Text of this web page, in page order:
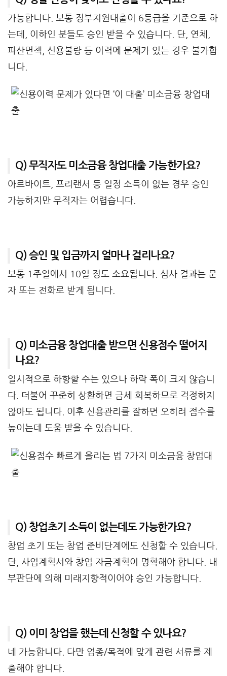
가능합니다. 보통 정부지원대출이 6등급을 기준으로 하
는데, 이하인 분들도 승인 받을 수 있습니다. 단, 연체,
파산면책, 신용불량 등 이력에 문제가 있는 경우 불가합
니다.
Q) 무직자도 미소금융 창업대출 가능한가요?
아르바이트, 프리랜서 등 일정 소득이 없는 경우 승인
가능하지만 무직자는 어렵습니다.
Q) 승인 및 입금까지 얼마나 걸리나요?
보통 1주일에서 10일 정도 소요됩니다. 심사 결과는 문
자 또는 전화로 받게 됩니다.
Q) 미소금융 창업대출 받으면 신용점수 떨어지
나요?
일시적으로 하향할 수는 있으나 하락 폭이 크지 않습니
다. 더불어 꾸준히 상환하면 금세 회복하므로 걱정하지
않아도 됩니다. 이후 신용관리를 잘하면 오히려 점수를
높이는데 도움 받을 수 있습니다.
Q) 창업초기 소득이 없는데도 가능한가요?
창업 초기 또는 창업 준비단계에도 신청할 수 있습니다.
단, 사업계획서와 창업 자금계획이 명확해야 합니다. 내
부판단에 의해 미래지향적이어야 승인 가능합니다.
Q) 이미 창업을 했는데 신청할 수 있나요?
네 가능합니다. 다만 업종/목적에 맞게 관련 서류를 제
출해야 합니다.